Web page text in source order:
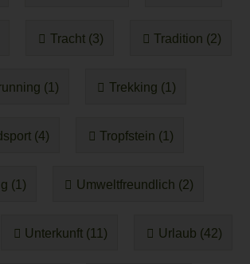
Tracht (3) Tradition (2)
(1) Trekking (1)
(4) Tropfstein (1)
(1) Umweltfreundlich (2)
Unterkunft (11) Urlaub (42)